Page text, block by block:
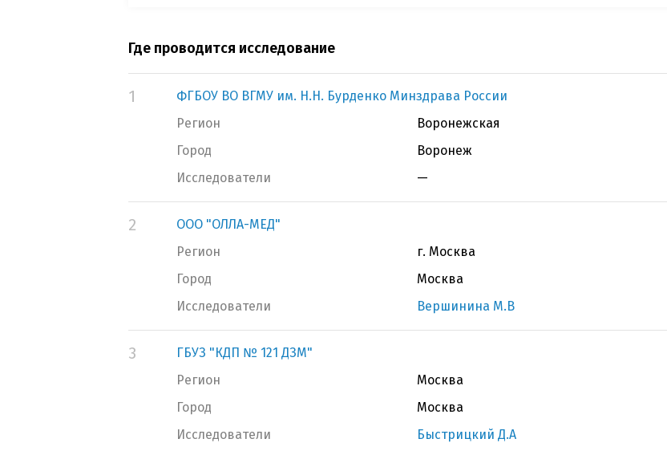
Где проводится исследование
1
ФГБОУ ВО ВГМУ им. Н.Н. Бурденко Минздрава России
Регион
Воронежская
Город
Воронеж
Исследователи
—
2
ООО "ОЛЛА-МЕД"
Регион
г. Москва
Город
Москва
Исследователи
Вершинина М.В
3
ГБУЗ "КДП № 121 ДЗМ"
Регион
Москва
Город
Москва
Исследователи
Быстрицкий Д.А